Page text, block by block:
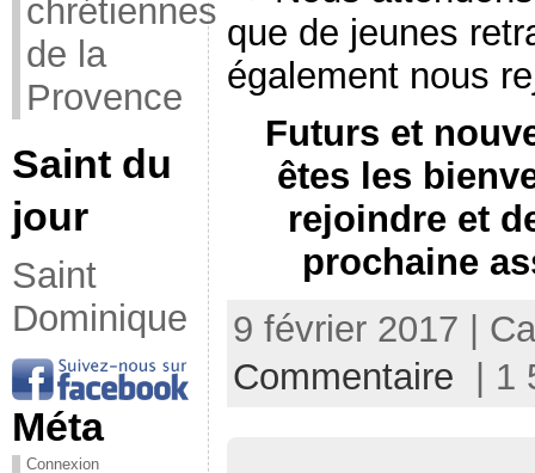
chrétiennes
de la
Provence
Saint du
jour
Saint
Dominique
Méta
Connexion
que de jeunes
également nous
Futurs et
êtes les
rejoindre et
prochaine
9 février 2017 |
Commentaire | 1